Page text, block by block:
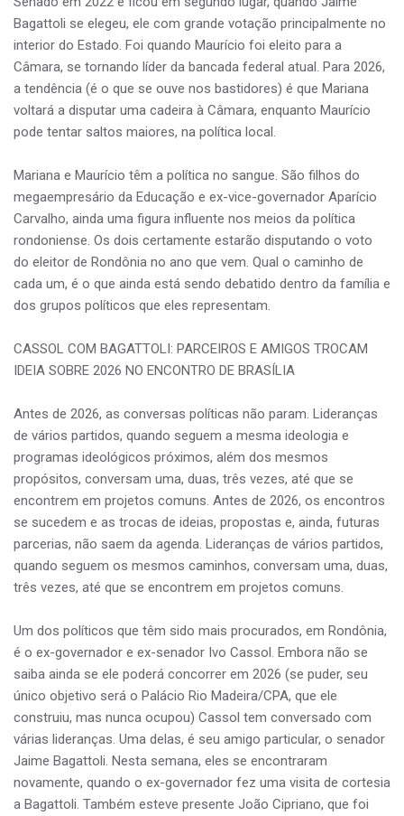
Bagattoli se elegeu, ele com grande votação principalmente no
interior do Estado. Foi quando Maurício foi eleito para a
Câmara, se tornando líder da bancada federal atual. Para 2026,
a tendência (é o que se ouve nos bastidores) é que Mariana
voltará a disputar uma cadeira à Câmara, enquanto Maurício
pode tentar saltos maiores, na política local.
Mariana e Maurício têm a política no sangue. São filhos do
megaempresário da Educação e ex-vice-governador Aparício
Carvalho, ainda uma figura influente nos meios da política
rondoniense. Os dois certamente estarão disputando o voto
do eleitor de Rondônia no ano que vem. Qual o caminho de
cada um, é o que ainda está sendo debatido dentro da família e
dos grupos políticos que eles representam.
CASSOL COM BAGATTOLI: PARCEIROS E AMIGOS TROCAM
IDEIA SOBRE 2026 NO ENCONTRO DE BRASÍLIA
Antes de 2026, as conversas políticas não param. Lideranças
de vários partidos, quando seguem a mesma ideologia e
programas ideológicos próximos, além dos mesmos
propósitos, conversam uma, duas, três vezes, até que se
encontrem em projetos comuns. Antes de 2026, os encontros
se sucedem e as trocas de ideias, propostas e, ainda, futuras
parcerias, não saem da agenda. Lideranças de vários partidos,
quando seguem os mesmos caminhos, conversam uma, duas,
três vezes, até que se encontrem em projetos comuns.
Um dos políticos que têm sido mais procurados, em Rondônia,
é o ex-governador e ex-senador Ivo Cassol. Embora não se
saiba ainda se ele poderá concorrer em 2026 (se puder, seu
único objetivo será o Palácio Rio Madeira/CPA, que ele
construiu, mas nunca ocupou) Cassol tem conversado com
várias lideranças. Uma delas, é seu amigo particular, o senador
Jaime Bagattoli. Nesta semana, eles se encontraram
novamente, quando o ex-governador fez uma visita de cortesia
a Bagattoli. Também esteve presente João Cipriano, que foi